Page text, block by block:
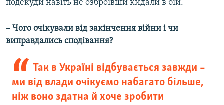
подекуди навіть не озброївши кидали в бій.
– Чого очікували від закінчення війни і чи
виправдались сподівання?
Так в Україні відбувається завжди –
ми від влади очікуємо набагато більше,
ніж воно здатна й хоче зробити